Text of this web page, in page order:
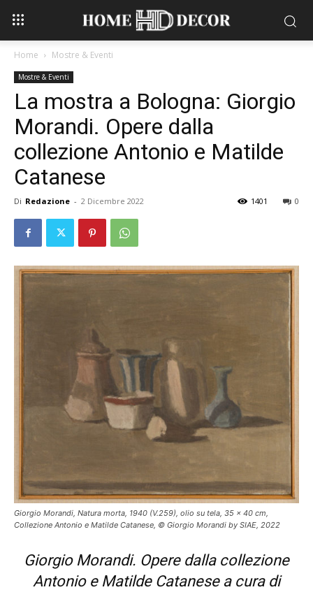
Home Mostre & Eventi
Mostre & Eventi
La mostra a Bologna: Giorgio
Morandi. Opere dalla
collezione Antonio e Matilde
Catanese
Di Redazione - 2 Dicembre 2022 0
1401
Giorgio Morandi, Natura morta, 1940 (V.259), olio su tela, 35 x 40 cm,
Collezione Antonio e Matilde Catanese, © Giorgio Morandi by SIAE, 2022
Giorgio Morandi. Opere dalla collezione
Antonio e Matilde Catanese a cura di